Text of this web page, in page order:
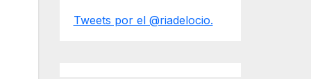
Tweets por el @riadelocio.